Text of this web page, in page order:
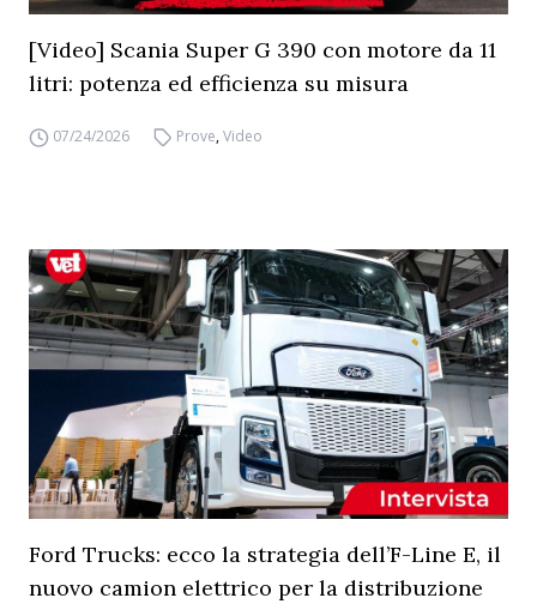
[Video] Scania Super G 390 con motore da 11
litri: potenza ed efficienza su misura
07/24/2026 Prove,Video
Ford Trucks: ecco la strategia dell’F-Line E, il
nuovo camion elettrico per la distribuzione